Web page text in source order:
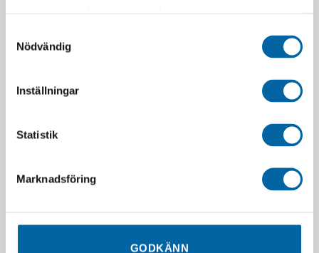
Nödvändig
Inställningar
Statistik
Marknadsföring
GODKÄNN
RELATERADE PRODUKTER